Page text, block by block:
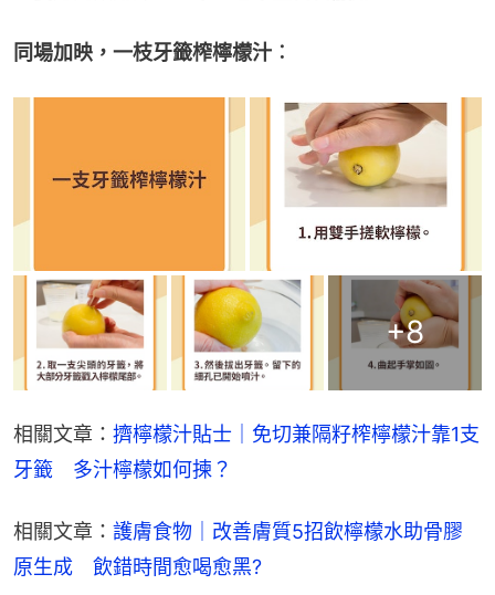
同場加映，一枝牙籤榨檸檬汁︰
+8
相關文章： 擠檸檬汁貼士｜免切兼隔籽榨檸檬汁靠1支
牙籤　多汁檸檬如何揀？
相關文章： 護膚食物｜改善膚質5招飲檸檬水助骨膠
原生成　飲錯時間愈喝愈黑?